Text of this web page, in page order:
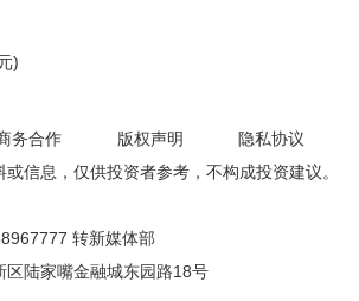
)
务合作 版权声明
隐私协议
信息，仅供投资者参考，不构成投资建议。
转新媒体部
区陆家嘴金融城东园路18号